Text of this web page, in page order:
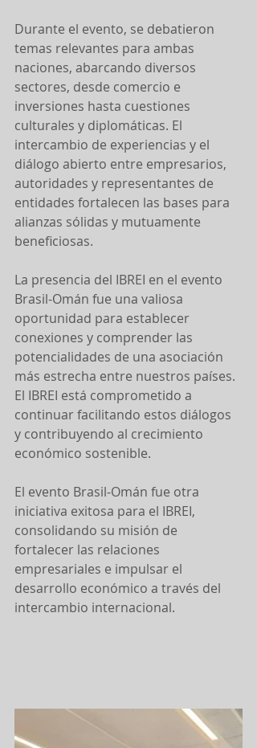
Durante el evento, se debatieron
temas relevantes para ambas
naciones, abarcando diversos
sectores, desde comercio e
inversiones hasta cuestiones
culturales y diplomáticas. El
intercambio de experiencias y el
diálogo abierto entre empresarios,
autoridades y representantes de
entidades fortalecen las bases para
alianzas sólidas y mutuamente
beneficiosas.
La presencia del IBREI en el evento
Brasil-Omán fue una valiosa
oportunidad para establecer
conexiones y comprender las
potencialidades de una asociación
más estrecha entre nuestros países.
El IBREI está comprometido a
continuar facilitando estos diálogos
y contribuyendo al crecimiento
económico sostenible.
El evento Brasil-Omán fue otra
iniciativa exitosa para el IBREI,
consolidando su misión de
fortalecer las relaciones
empresariales e impulsar el
desarrollo económico a través del
intercambio internacional.